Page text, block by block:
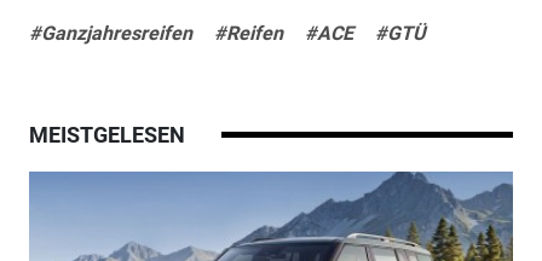
#Ganzjahresreifen #Reifen #ACE #GTÜ
MEISTGELESEN